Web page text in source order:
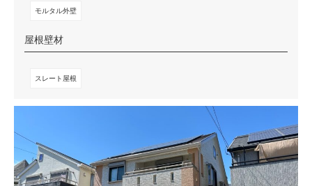
モルタル外壁
屋根壁材
スレート屋根